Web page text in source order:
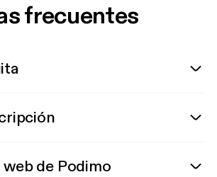
frecuentes
de Podimo